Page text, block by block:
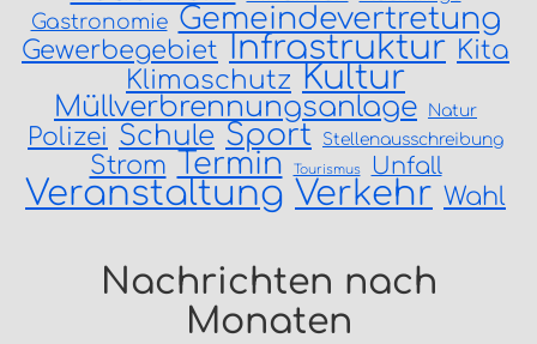
Gastronomie Gemeindevertretung
Gewerbegebiet Infrastruktur Kita
Klimaschutz Kultur
Müllverbrennungsanlage Natur
Polizei Schule Sport Stellenausschreibung
Strom Termin Tourismus Unfall
Veranstaltung Verkehr Wahl
Nachrichten nach
Monaten